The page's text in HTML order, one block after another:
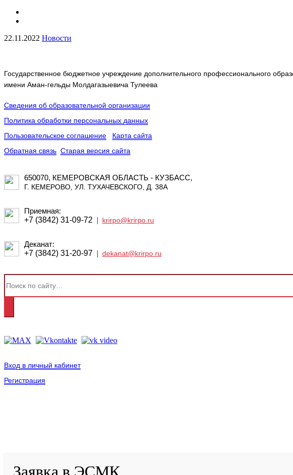
22.11.2022 Новости
Государственное бюджетное учреждение дополнительного профессионального
имени Аман-гельды Молдагазыевича Тулеева
Сведения об образовательной организации
Политика обработки персональных данных
Пользовательское соглашение
Карта сайта
Обратная связь Старая версия сайта
650070, КЕМЕРОВСКАЯ ОБЛАСТЬ - КУЗБАСС,
Г. КЕМЕРОВО, УЛ. ТУХАЧЕВСКОГО, Д. 38А
Приемная:
+7 (3842) 31-09-72 | krirpo@krirpo.ru
Деканат:
+7 (3842) 31-20-97 | dekanat@krirpo.ru
Вход в личный кабинет
Регистрация